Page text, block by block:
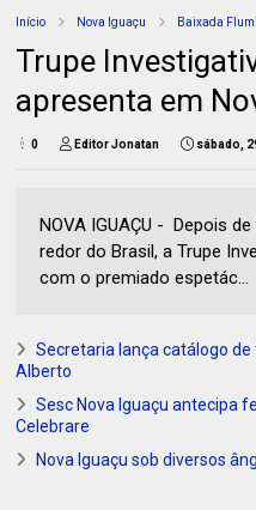
Início Nova Iguaçu Baixada
Trupe
apresenta em
0 Editor Jonatan sábado,
NOVA IGUAÇU - Depois
redor do Brasil, a Trupe
com o premiado espetác...
Secretaria lança catálogo
Alberto
Sesc Nova Iguaçu antecipa
Celebrare
Nova Iguaçu sob diversos